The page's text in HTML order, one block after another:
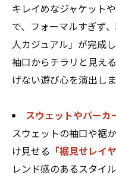
キレイめなジャケット
で、フォーマルすぎず
人カジュアル」が完成し
袖口からチラリと見え
げない遊び心を演出しま
スウェットやパーカ
スウェットの袖口や裾
け見せる 「裾見せレイ
レンド感のあるスタイ